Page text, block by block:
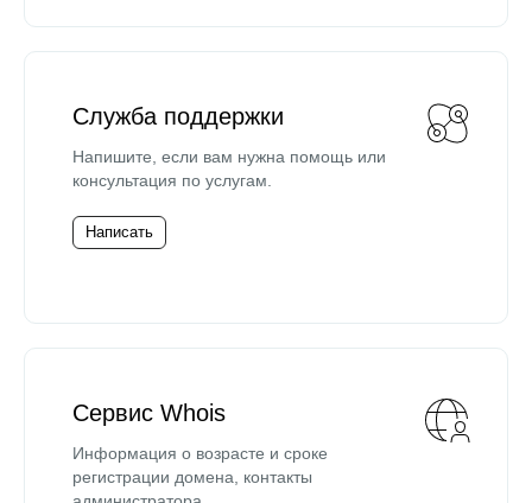
Служба поддержки
Напишите, если вам нужна помощь или
консультация по услугам.
Написать
Сервис Whois
Информация о возрасте и сроке
регистрации домена, контакты